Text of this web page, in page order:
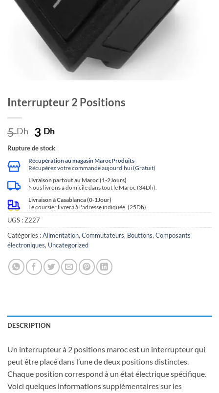
Interrupteur 2 Positions
5Dh
Le
prix
initial
était :
5 Dh.
3 Dh
prix
actuel
est :
3 Dh.
Rupture de stock
Récupération au magasin MarocProduits
Récupérez votre commande aujourd'hui (Gratuit)
Livraison partout au Maroc (1-2Jours)
Nous livrons à domicile dans tout le Maroc (34Dh).
Livraison à Casablanca (0-1Jour)
Le coursier livrera à l'adresse indiquée. (25Dh).
UGS :Z227
Catégories :Alimentation,Commutateurs, Bouttons,Composants
électroniques, Uncategorized
DESCRIPTION
Un interrupteur à 2 positions maroc est un interrupteur qui
peut être placé dans l’une de deux positions distinctes.
Chaque position correspond à un état électrique spécifique.
Voici quelques informations supplémentaires sur les